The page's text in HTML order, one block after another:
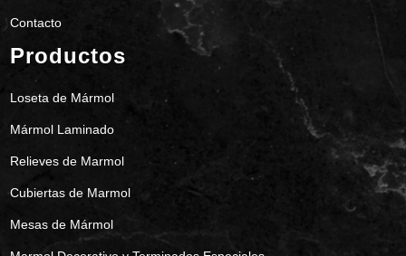
Contacto
Productos
Loseta de Mármol
Mármol Laminado
Relieves de Marmol
Cubiertas de Marmol
Mesas de Mármol